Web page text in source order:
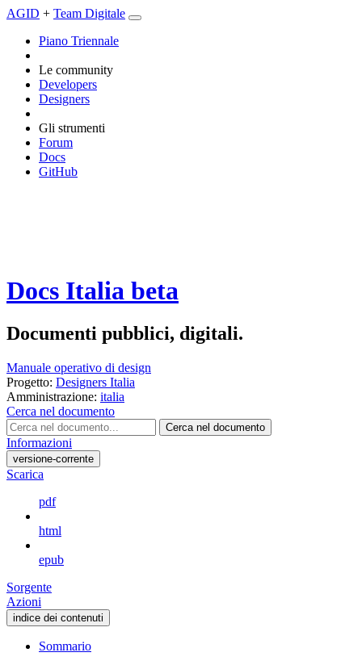
AGID + Team Digitale
Piano Triennale
Le community
Developers
Designers
Gli strumenti
Forum
Docs
GitHub
Docs Italia beta
Documenti pubblici, digitali.
Manuale operativo di design
Progetto: Designers Italia
Amministrazione: italia
Cerca nel documento
Cerca nel documento
Informazioni
versione-corrente
Scarica
pdf
html
epub
Sorgente
Azioni
indice dei contenuti
Sommario